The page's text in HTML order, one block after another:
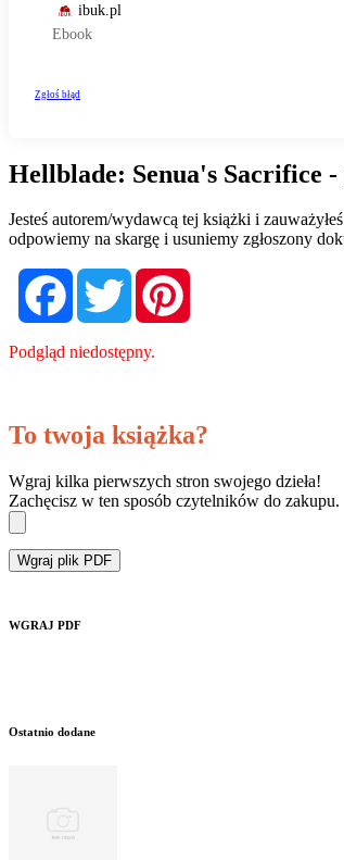
Hellblade: Senua's Sacrifice
Jesteś autorem/wydawcą tej książki i
odpowiemy na skargę i usuniemy zgłoszony
FacebookTwitter
Podgląd niedostępny.
To twoja książka?
Wgraj kilka pierwszych stron swojego dzieła!
Zachęcisz w ten sposób czytelników do zakupu.
Wgraj plik PDF
WGRAJ PDF
Ostatnio dodane